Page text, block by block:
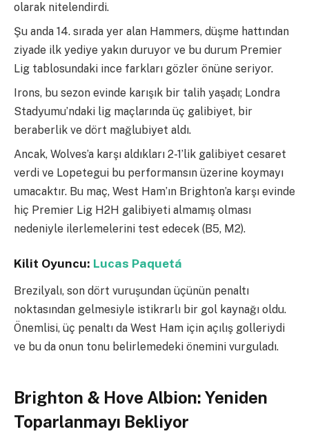
olarak nitelendirdi.
Şu anda 14. sırada yer alan Hammers, düşme hattından
ziyade ilk yediye yakın duruyor ve bu durum Premier
Lig tablosundaki ince farkları gözler önüne seriyor.
Irons, bu sezon evinde karışık bir talih yaşadı; Londra
Stadyumu’ndaki lig maçlarında üç galibiyet, bir
beraberlik ve dört mağlubiyet aldı.
Ancak, Wolves’a karşı aldıkları 2-1’lik galibiyet cesaret
verdi ve Lopetegui bu performansın üzerine koymayı
umacaktır. Bu maç, West Ham’ın Brighton’a karşı evinde
hiç Premier Lig H2H galibiyeti almamış olması
nedeniyle ilerlemelerini test edecek (B5, M2).
Kilit Oyuncu: Lucas Paquetá
Brezilyalı, son dört vuruşundan üçünün penaltı
noktasından gelmesiyle istikrarlı bir gol kaynağı oldu.
Önemlisi, üç penaltı da West Ham için açılış golleriydi
ve bu da onun tonu belirlemedeki önemini vurguladı.
Brighton & Hove Albion: Yeniden
Toparlanmayı Bekliyor